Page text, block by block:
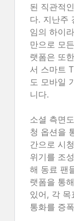
된 직관적
다. 지난주
임의 하이
만으로 모
랫폼은 또
서 스마트
도 모바일
니다.
소셜 측면
청 옵션을
간으로 시
위기를 조
해 동료 팬
랫폼을 통
있어, 각 목
통화를 증